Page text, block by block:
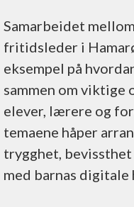
Samarbeidet
fritidsleder i
eksempel på
sammen om viktige
elever, lærere og
temaene håper
trygghet,
med barnas digitale